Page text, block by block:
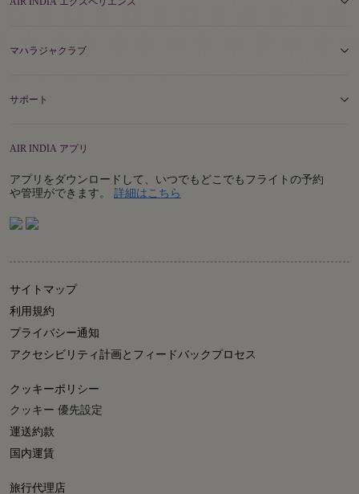
マハラジャクラブ
サポート
AIR INDIA アプリ
アプリをダウンロードして、いつでもどこでもフライトの予約
や管理ができます。 詳細はこちら
サイトマップ
利用規約
プライバシー通知
アクセシビリティ計画とフィードバックプロセス
クッキーポリシー
クッキー 優先設定
運送約款
国内運賃
旅行代理店